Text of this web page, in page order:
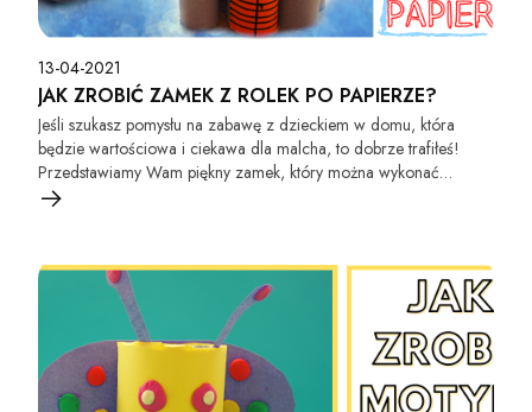
13-04-2021
JAK ZROBIĆ ZAMEK Z ROLEK PO PAPIERZE?
Jeśli szukasz pomysłu na zabawę z dzieckiem w domu, która
będzie wartościowa i ciekawa dla malcha, to dobrze trafiłeś!
Przedstawiamy Wam piękny zamek, który można wykonać
własnoręcznie z papieru i rolek po ręczniku papierowym lub